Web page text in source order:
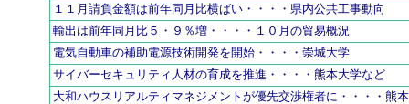
１１月請負金額は前年同月比横ばい・・・・県内公共工事動向
輸出は前年同月比５・９％増・・・・１０月の貿易概況
電気自動車の補助電源技術開発を開始・・・・崇城大学
サイバーセキュリティ人材の育成を推進・・・・熊本大学など
大和ハウスリアルティマネジメントが優先交渉権者に・・・・熊